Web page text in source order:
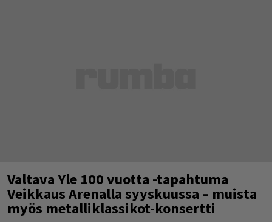
Valtava Yle 100 vuotta -tapahtuma
Veikkaus Arenalla syyskuussa – muista
myös metalliklassikot-konsertti